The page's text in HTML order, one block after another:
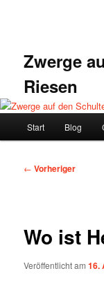
Zwerge
Riesen
Start Blog
Beitragsnavigation
← Vorheriger
Wo ist
Veröffentlicht am16.